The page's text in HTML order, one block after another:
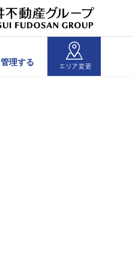
管理する
エリア変更